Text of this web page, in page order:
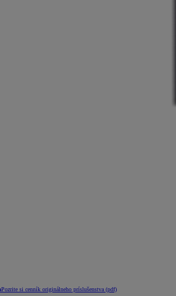
Pozrite si cenník originálneho príslušenstva (pdf)